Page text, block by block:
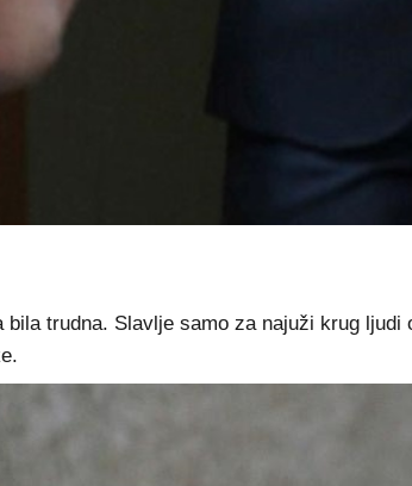
trudna. Slavlje samo za najuži krug